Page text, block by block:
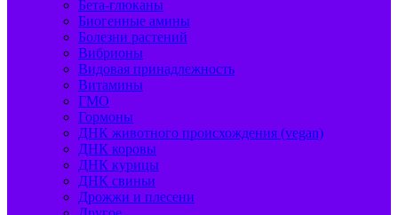
Бета-глюканы
Биогенные амины
Болезни растений
Вибрионы
Видовая принадлежность
Витамины
ГМО
Гормоны
ДНК животного происхождения (vegan)
ДНК коровы
ДНК курицы
ДНК свиньи
Дрожжи и плесени